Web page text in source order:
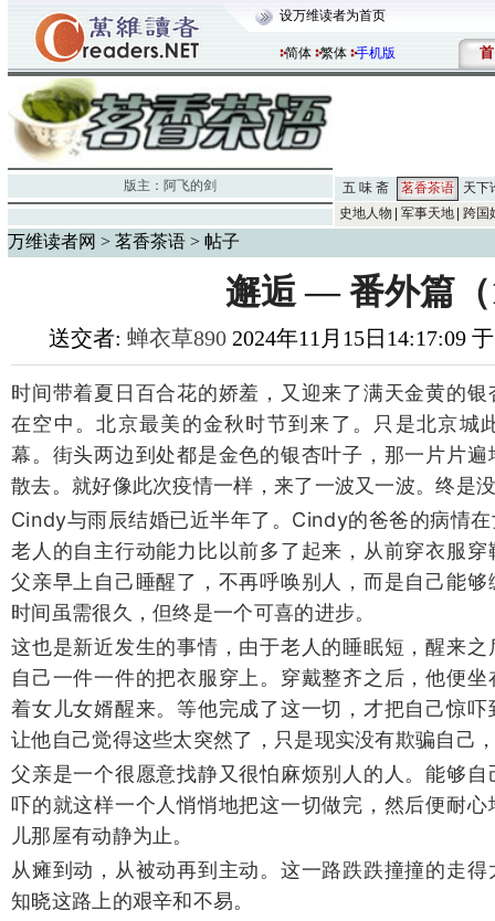
设万维读者为首页
简体 繁体 手机版 首
版主： 阿飞的剑 五 味 斋 茗香茶语
天下
史地人物
军事天地 跨国
万维读者网 > 茗香茶语 > 帖子
邂逅 — 番外篇（
送交者: 蝉衣草890 2024年11月15日14:17:09
时间带着夏日百合花的娇羞，又迎来了满天金黄的
在空中。北京最美的金秋时节到来了。只是北京城
幕。街头两边到处都是金色的银杏叶子，那一片片
散去。就好像此次疫情一样，来了一波又一波。终是
Cindy与雨辰结婚已近半年了。Cindy的爸爸的病情
老人的自主行动能力比以前多了起来，从前穿衣服
父亲早上自己睡醒了，不再呼唤别人，而是自己能
时间虽需很久，但终是一个可喜的进步。
这也是新近发生的事情，由于老人的睡眠短，醒来
自己一件一件的把衣服穿上。穿戴整齐之后，他便
着女儿女婿醒来。等他完成了这一切，才把自己惊
让他自己觉得这些太突然了，只是现实没有欺骗自己
父亲是一个很愿意找静又很怕麻烦别人的人。能够
吓的就这样一个人悄悄地把这一切做完，然后便耐
儿那屋有动静为止。
从瘫到动，从被动再到主动。这一路跌跌撞撞的走
知晓这路上的艰辛和不易。